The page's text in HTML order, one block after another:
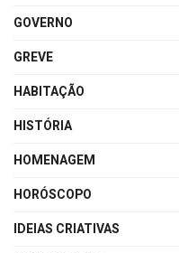
GOVERNO
GREVE
HABITAÇÃO
HISTÓRIA
HOMENAGEM
HORÓSCOPO
IDEIAS CRIATIVAS